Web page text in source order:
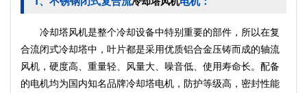
冷却塔风机是整个冷却设备中特别重要的部件，所以在复
合流闭式冷却塔中，叶片都是采用优质铝合金压铸而成的轴流
风机，硬度高、重量轻、风量大、噪音低、使用寿命长。配备
的电机均为国内知名品牌冷却塔电机 ，防护等级高，密封性能